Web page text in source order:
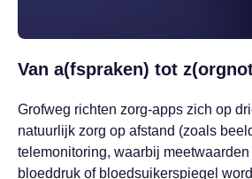
Van a(fspraken) tot
Grofweg richten zorg-apps zich op
natuurlijk zorg op afstand (zoals
telemonitoring, waarbij
bloeddruk of bloedsuikerspiegel